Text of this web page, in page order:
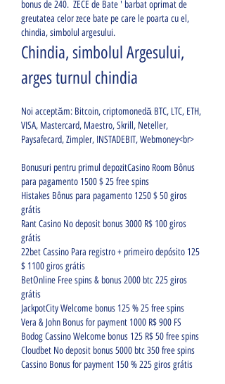
bonus de 240.  ZECE de Bate ' barbat oprimat de
greutatea celor zece bate pe care le poarta cu el,
chindia, simbolul argesului.
Chindia, simbolul Argesului,
arges turnul chindia
Noi acceptăm: Bitcoin, criptomonedă BTC, LTC, ETH,
VISA, Mastercard, Maestro, Skrill, Neteller,
Paysafecard, Zimpler, INSTADEBIT, Webmoney<br>
Bonusuri pentru primul depozitCasino Room Bônus
para pagamento 1500 $ 25 free spins
Histakes Bônus para pagamento 1250 $ 50 giros
grátis
Rant Casino No deposit bonus 3000 R$ 100 giros
grátis
22bet Cassino Para registro + primeiro depósito 125
$ 1100 giros grátis
BetOnline Free spins & bonus 2000 btc 225 giros
grátis
JackpotCity Welcome bonus 125 % 25 free spins
Vera & John Bonus for payment 1000 R$ 900 FS
Bodog Cassino Welcome bonus 125 R$ 50 free spins
Cloudbet No deposit bonus 5000 btc 350 free spins
Cassino Bonus for payment 150 % 225 giros grátis